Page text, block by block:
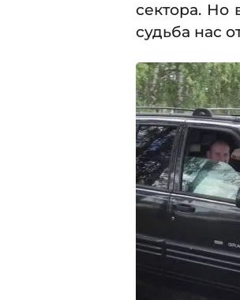
сектора. Но
судьба нас